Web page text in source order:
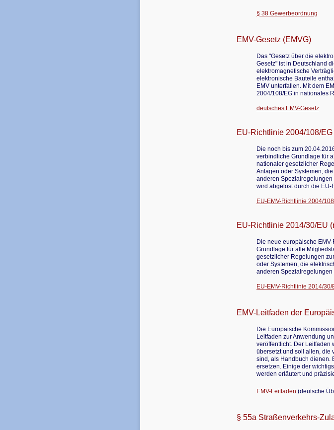
§ 38 Gewerbeordnung
EMV-Gesetz (EMVG)
Das "Gesetz über die
Gesetz" ist in Deutschland
elektromagnetische
elektronische Bauteile
EMV unterfallen. Mit dem
2004/108/EG in nationales
deutsches EMV-Gesetz
EU-Richtlinie 2004/108/
Die noch bis zum
verbindliche Grundlage für
nationaler gesetzlicher
Anlagen oder Systemen,
anderen
wird abgelöst durch die
EU-EMV-Richtlinie 2004/
EU-Richtlinie 2014/30/EU
Die neue europäische
Grundlage für alle
gesetzlicher Regelungen
oder Systemen, die
anderen
EU-EMV-Richtlinie 2014/30/
EMV-Leitfaden der
Die Europäische
Leitfaden zur Anwendung
veröffentlicht. Der Leitfaden
übersetzt und soll allen, die
sind, als Handbuch dienen.
ersetzen. Einige der
werden erläutert und
EMV-Leitfaden (deutsche
§ 55a Straßenverkehrs-